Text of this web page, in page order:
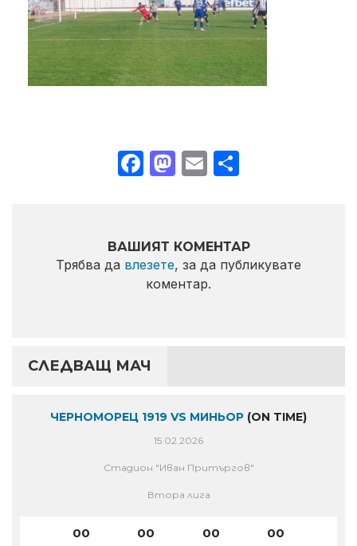
Facebook
Mastodon
Email
ВАШИЯТ КОМЕНТАР
Трябва да влезете, за да публикувате
коментар.
СЛЕДВАЩ МАЧ
ЧЕРНОМОРЕЦ 1919 VS МИНЬОР (ON TIME)
15.02.2026
Стадион "Иван Притъргов"
Втора лига
00 00 00 00